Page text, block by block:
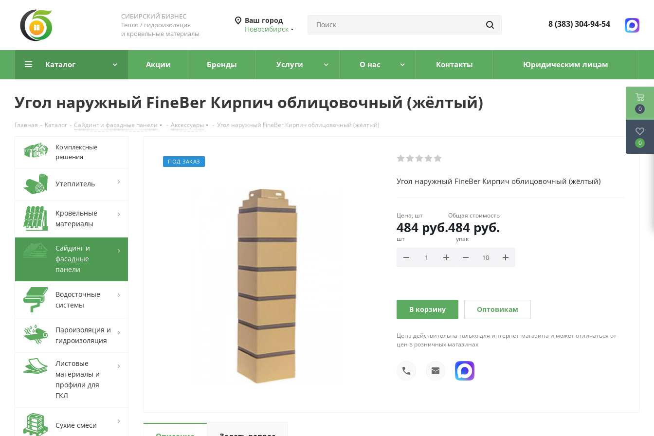
СИБИРСКИЙ БИЗНЕС
Тепло / гидроизоляция
и кровельные материалы
Ваш город
Новосибирск
8 (383) 304-94-54
Каталог Акции Бренды Услуги О нас Контакты Юридическим лицам
Угол наружный FineBer Кирпич облицовочный (жёлтый)
Главная - Каталог - Сайдинг и фасадные панели - Аксессуары - Угол наружный FineBer Кирпич облицовочный (жёлтый)
ПОД ЗАКАЗ
Угол наружный FineBer Кирпич облицовочный (жёлтый)
Цена, шт
484 руб.
Общая стоимость
484 руб.
шт упак
В корзину Оптовикам
Цена действительна только для интернет-магазина и может отличаться от
цен в розничных магазинах
Комплексные
решения
Утеплитель
Кровельные
материалы
Сайдинг и
фасадные
панели
Водосточные
системы
Пароизоляция и
гидроизоляция
Листовые
материалы и
профили для
ГКЛ
Сухие смеси
0
0